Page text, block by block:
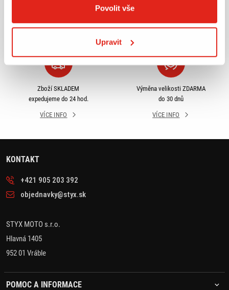
Povolit vše
Upravit
Zboží SKLADEM
expedujeme do 24 hod.
VÍCE INFO
Výměna velikosti ZDARMA
do 30 dnů
VÍCE INFO
KONTAKT
+421 905 203 392
objednavky@styx.sk
STYX MOTO s.r.o.
Hlavná 1405
952 01 Vráble
POMOC A INFORMACE